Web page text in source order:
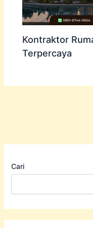
Kontraktor
Terpercaya
Cari